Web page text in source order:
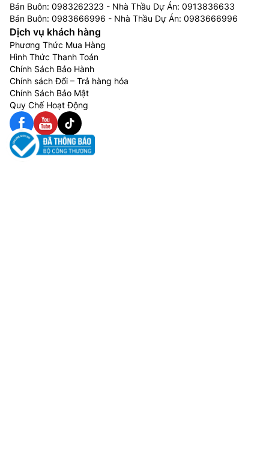
Bán Buôn: 0983262323 - Nhà Thầu Dự Án: 0913836633
Bán Buôn: 0983666996 - Nhà Thầu Dự Án: 0983666996
Dịch vụ khách hàng
Phương Thức Mua Hàng
Hình Thức Thanh Toán
Chính Sách Bảo Hành
Chính sách Đổi – Trả hàng hóa
Chính Sách Bảo Mật
Quy Chế Hoạt Động